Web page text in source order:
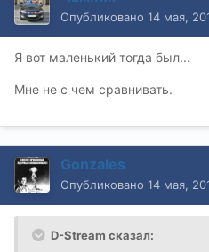
Опубликовано 14 мая,
Я вот маленький тогда был...
Мне не с чем сравнивать.
Gonzales
Опубликовано 14 мая,
D-Stream сказал: